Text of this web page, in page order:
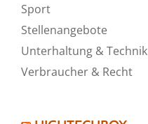
Sport
Stellenangebote
Unterhaltung & Technik
Verbraucher & Recht